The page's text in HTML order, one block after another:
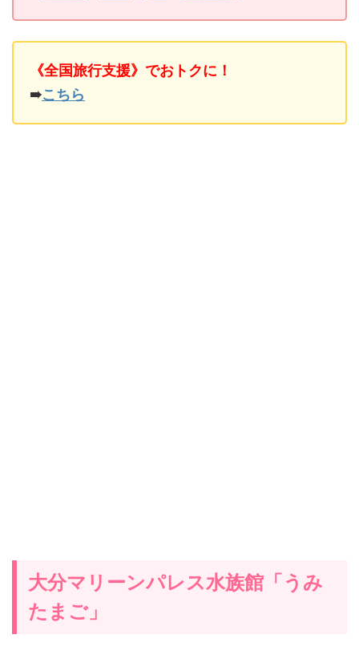
《全国旅行支援》でおトクに！
➠こちら
大分マリーンパレス水族館「うみ
たまご」